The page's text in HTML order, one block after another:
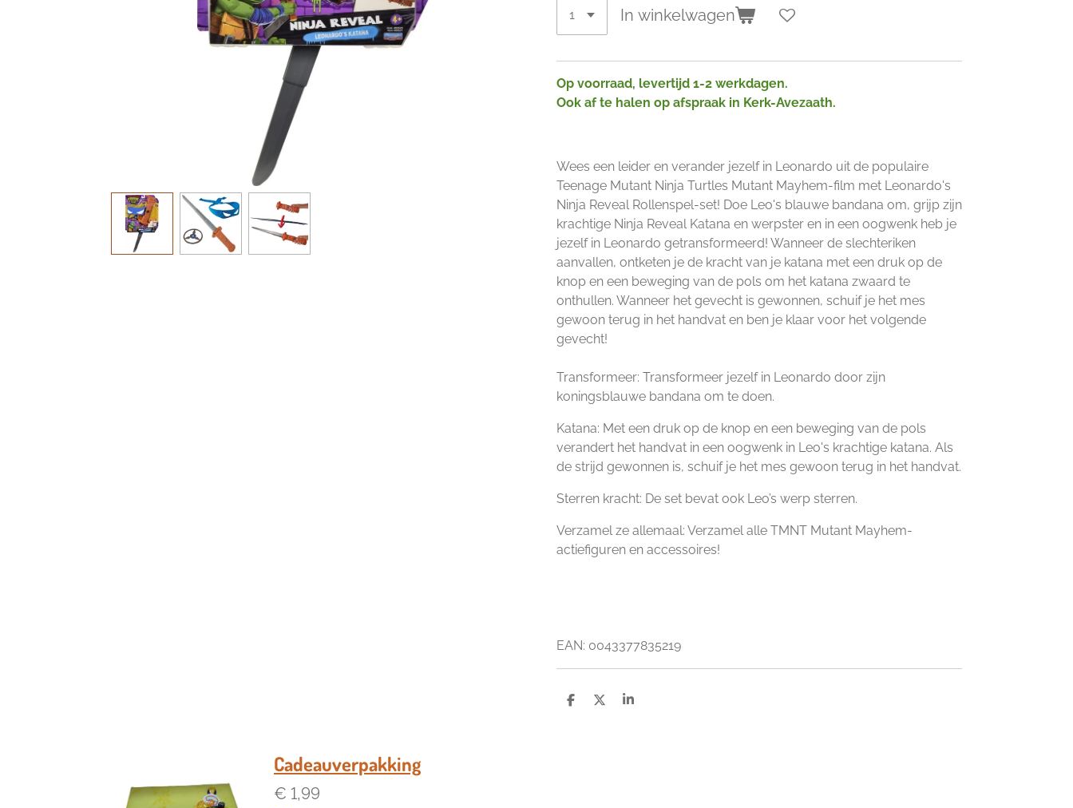
In winkelwagen
Op voorraad, levertijd 1-2 werkdagen.
Ook af te halen op afspraak in Kerk-Avezaath.
Wees een leider en verander jezelf in Leonardo uit de populaire
Teenage Mutant Ninja Turtles Mutant Mayhem-film met Leonardo's
Ninja Reveal Rollenspel-set! Doe Leo's blauwe bandana om, grijp zijn
krachtige Ninja Reveal Katana en werpster en in een oogwenk heb je
jezelf in Leonardo getransformeerd! Wanneer de slechteriken
aanvallen, ontketen je de kracht van je katana met een druk op de
knop en een beweging van de pols om het katana zwaard te
onthullen. Wanneer het gevecht is gewonnen, schuif je het mes
gewoon terug in het handvat en ben je klaar voor het volgende
gevecht!
Transformeer: Transformeer jezelf in Leonardo door zijn
koningsblauwe bandana om te doen.
Katana: Met een druk op de knop en een beweging van de pols
verandert het handvat in een oogwenk in Leo's krachtige katana. Als
de strijd gewonnen is, schuif je het mes gewoon terug in het handvat.
Sterren kracht: De set bevat ook Leo’s werp sterren.
Verzamel ze allemaal: Verzamel alle TMNT Mutant Mayhem-
actiefiguren en accessoires!
EAN: 0043377835219
D
D
S
Cadeauverpakking
€ 1,99